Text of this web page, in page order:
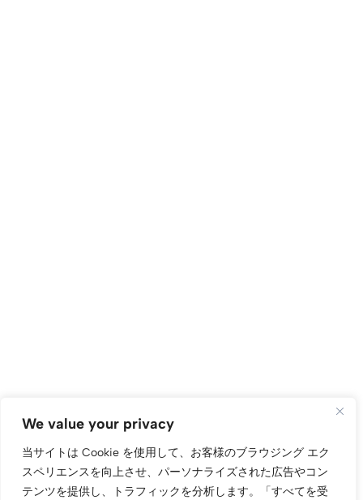
We value your privacy
当サイトは Cookie を使用して、お客様のブラウジング エク
スペリエンスを向上させ、パーソナライズされた広告やコン
テンツを提供し、トラフィックを分析します。
「すべてを受